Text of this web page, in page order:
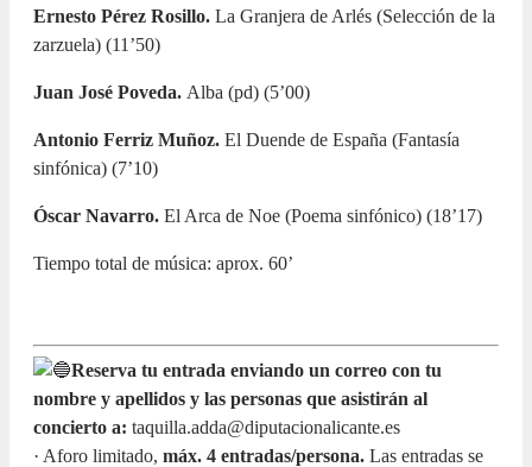
Ernesto Pérez Rosillo. La Granjera de Arlés (Selección de la
zarzuela) (11’50)
Juan José Poveda. Alba (pd) (5’00)
Antonio Ferriz Muñoz. El Duende de España (Fantasía
sinfónica) (7’10)
Óscar Navarro. El Arca de Noe (Poema sinfónico) (18’17)
Tiempo total de música: aprox. 60’
Reserva tu entrada enviando un correo con tu
nombre y apellidos y las personas que asistirán al
concierto a: taquilla.adda@diputacionalicante.es
· Aforo limitado, máx. 4 entradas/persona. Las entradas se